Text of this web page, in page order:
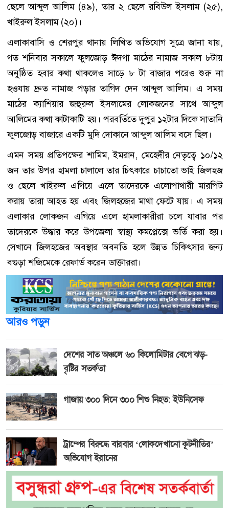
ছেলে আব্দুল আলিম (৪৯), তার ২ ছেলে রবিউল ইসলাম (২৫),
খাইরুল ইসলাম (২০)।
এলাকাবাসি ও শেরপুর থানায় লিখিত অভিযোগ সুত্রে জানা যায়,
গত শনিবার সকালে ফুলজোড় ঈদগা মাঠের নামাজ সকাল ৮টায়
অনুষ্ঠিত হবার কথা থাকলেও সাড়ে ৮ টা বাজার পরেও শুরু না
হওযায় দ্রুত নামাজ পড়ার তাগিদ দেন আব্দুল আলিম। এ সময়
মাঠের ক্যাশিয়ার জহুরুল ইসলামের লোকজনের সাথে আব্দুল
আলিমের কথা কাটাকাটি হয়। পরবর্তিতে দুপুর ১২টার দিকে সাতানি
ফুলজোড় বাজারে একটি মুদি দোকানে আব্দুল আলিম বসে ছিল।
এমন সময় প্রতিপক্ষের শামিম, ইমরান, মেহেদীর নেতৃত্বে ১০/১২
জন তার উপর হামলা চালালে তার চিৎকারে চাচাতো ভাই জিলহজ
ও ছেলে খাইরুল এগিয়ে এলে তাদেরকে এলোপাথারী মারপিট
করায় তারা আহত হয় এবং জিলহজের মাথা ফেটে যায়। এ সময়
এলাকার লোকজন এগিয়ে এলে হামলাকারীরা চলে যাবার পর
তাদেরকে উদ্ধার করে উপজেলা স্বাস্থ্য কমপ্লেক্সে ভর্তি করা হয়।
সেখানে জিলহজের অবস্থার অবনতি হলে উন্নত চিকিৎসার জন্য
বগুড়া শজিমেকে রেফার্ড করেন ডাক্তাররা।
আরও পড়ুন
দেশের সাত অঞ্চলে ৬০ কিলোমিটার বেগে ঝড়-
বৃষ্টির সতর্কতা
গাজায় ৩০০ দিনে ৩০০ শিশু নিহত: ইউনিসেফ
ট্রাম্পের বিরুদ্ধে বারবার ‘লোকদেখানো কূটনীতির’
অভিযোগ ইরানের